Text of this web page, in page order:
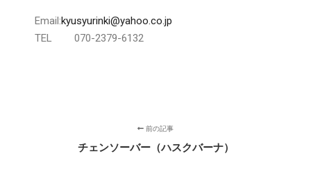
Email:kyusyurinki@yahoo.co.jp
TEL 070-2379-6132
前の記事
チェンソーバー（ハスクバーナ）